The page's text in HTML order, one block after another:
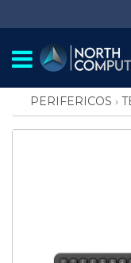
PERIFERICOS ›